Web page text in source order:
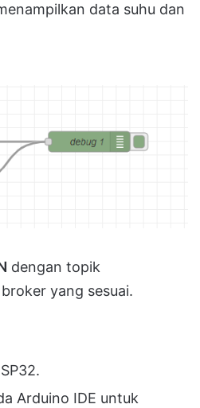
data suhu dan
dengan topik
yang sesuai.
Arduino IDE untuk